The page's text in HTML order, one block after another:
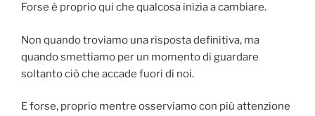
Forse è proprio qui che qualcosa inizia a cambiare.
Non quando troviamo una risposta definitiva, ma
quando smettiamo per un momento di guardare
soltanto ciò che accade fuori di noi.
E forse, proprio mentre osserviamo con più attenzione